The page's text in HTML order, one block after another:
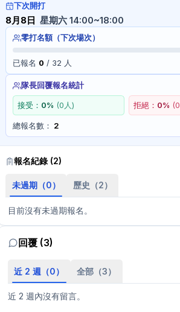
下次開打
8月8日 星期六 14:00~18:00
零打名額（下次場次）
已報名 0 / 32 人
隊長回覆報名統計
接受： 0% (0 人) 拒絕： 0% (0
總報名數： 2
報名紀錄 (2)
未過期（0） 歷史（2）
目前沒有未過期報名。
回覆 (3)
近 2 週（0） 全部（3）
近 2 週內沒有留言。